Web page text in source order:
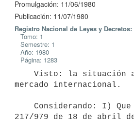
Promulgación: 11/06/1980
Publicación: 11/07/1980
Registro Nacional de Leyes y Decretos:
Tomo: 1
Semestre: 1
Año: 1980
Página: 1283
mercado internacional.
217/979 de 18 de abril